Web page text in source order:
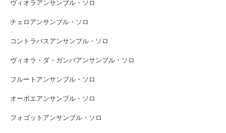
ヴィオラアンサンブル・ソロ
チェロアンサンブル・ソロ
コントラバスアンサンブル・ソロ
ヴィオラ・ダ・ガンバアンサンブル・ソロ
フルートアンサンブル・ソロ
オーボエアンサンブル・ソロ
フォゴットアンサンブル・ソロ